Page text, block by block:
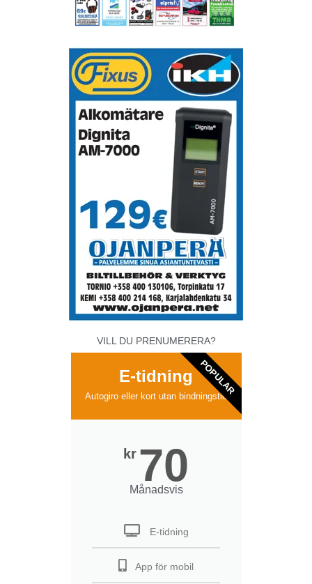
VILL DU PRENUMERERA?
E-tidning
Autogiro eller kort utan bindningstid
kr 70
Månadsvis
E-tidning
App för mobil
POPULAR